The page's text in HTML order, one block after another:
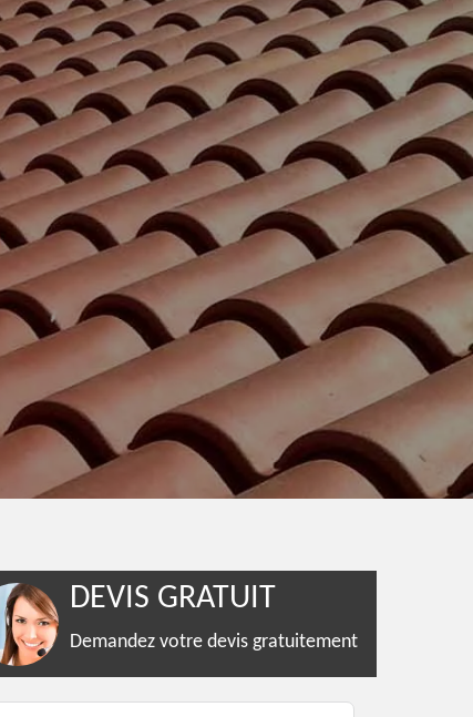
Réparation de toiture
24
Urgence fuite de
toiture 24
DEVIS GRATUIT
Demandez votre devis gratuitement